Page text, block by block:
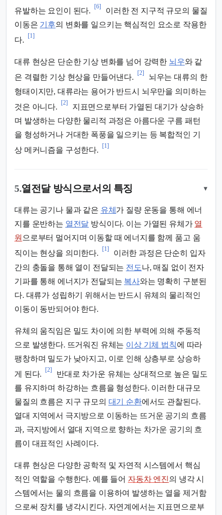
유발하는 요인이 된다.
[6]
이러한 전 지구적 규모의 물질
이동은 기후의 변화를 일으키는 핵심적인 요소로 작용한
다.
[1]
대류 현상은 단순한 기상 변화를 넘어 강력한 뇌우와 같
은 격렬한 기상 현상을 만들어낸다.
[2]
뇌우는 대류의 한
형태이지만, 대류라는 용어가 반드시 뇌우만을 의미하는
것은 아니다.
[2]
지표면으로부터 가열된 대기가 상승하
며 발생하는 다양한 물리적 과정은 아름다운 구름 패턴
을 형성하거나 거대한 폭풍을 일으키는 등 복합적인 기
상 메커니즘을 구성한다.
[1]
5.열전달 방식으로서의 특징 ▾
대류는 공기나 물과 같은 유체 가 질량 운동을 통해 에너
지를 운반하는 열전달 방식이다. 이는 가열된 유체가 열
원 으로부터 멀어지며 이동할 때 에너지를 함께 품고 움
직이는 현상을 의미한다.
[1]
이러한 과정은 단순히 입자
간의 충돌을 통해 열이 전달되는 전도나, 매질 없이 전자
기파를 통해 에너지가 전달되는 복사와는 명확히 구분된
다. 대류가 성립하기 위해서는 반드시 유체의 물리적인
이동이 동반되어야 한다.
유체의 움직임은 밀도 차이에 의한 부력에 의해 주동적
으로 발생한다. 뜨거워진 유체는 이상 기체 법칙에 따라
팽창하며 밀도가 낮아지고, 이로 인해 상층부로 상승하
게 된다.
[2]
반대로 차가운 유체는 상대적으로 높은 밀도
를 유지하며 하강하는 흐름을 형성한다. 이러한 대규모
물질의 흐름은 지구 규모의 대기 순환에서도 관찰된다.
열대 지역에서 극지방으로 이동하는 뜨거운 공기의 흐름
과, 극지방에서 열대 지역으로 향하는 차가운 공기의 흐
름이 대표적인 사례이다.
대류 현상은 다양한 공학적 및 자연적 시스템에서 핵심
적인 역할을 수행한다. 예를 들어 자동차 엔진의 냉각 시
스템에서는 물의 흐름을 이용하여 발생하는 열을 제거함
으로써 장치를 냉각시킨다. 자연계에서는 지표면으로부